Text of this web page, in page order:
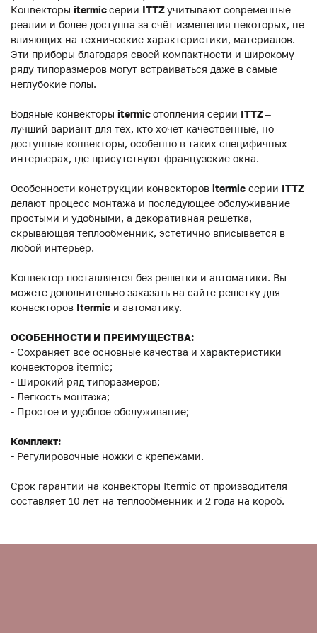
Конвекторы itermicсерии ITTZучитывают современные
реалии и более доступна за счёт изменения некоторых, не
влияющих на технические характеристики, материалов.
Эти приборы благодаря своей компактности и широкому
ряду типоразмеров могут встраиваться даже в самые
неглубокие полы.
Водяные конвекторы itermicотопления серии ITTZ–
лучший вариант для тех, кто хочет качественные, но
доступные конвекторы, особенно в таких специфичных
интерьерах, где присутствуют французские окна.
Особенности конструкции конвекторов itermic серии ITTZ
делают процесс монтажа и последующее обслуживание
простыми и удобными, а декоративная решетка,
скрывающая теплообменник, эстетично вписывается в
любой интерьер.
Конвектор поставляется без решетки и автоматики. Вы
можете дополнительно заказать на сайте решетку для
конвекторов Itermic и автоматику.
ОСОБЕННОСТИ И ПРЕИМУЩЕСТВА:
- Сохраняет все основные качества и характеристики
конвекторов itermic;
- Широкий ряд типоразмеров;
- Легкость монтажа;
- Простое и удобное обслуживание;
Комплект:
- Регулировочные ножки с крепежами.
Срок гарантии на конвекторы Itermic от производителя
составляет 10 лет на теплообменник и 2 года на короб.